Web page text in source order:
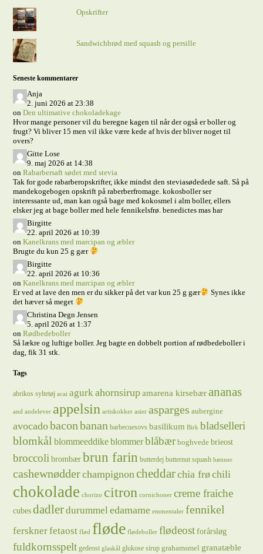
Opskrifter
Sandwichbrød med squash og persille
Seneste kommentarer
Anja
2. juni 2026 at 23:38
onDen ultimative chokoladekage
Hvor mange personer vil du beregne kagen til når der også er boller og
frugt? Vi bliver 15 men vil ikke være kede af hvis der bliver noget til
overs?
Gitte Lose
9. maj 2026 at 14:38
onRabarbersaft sødet med stevia
Tak for gode rabarberopskrifter, ikke mindst den steviasødedede saft. Så på
mandekogebogen opskrift på raberberfromage. kokosboller ser
interessante ud, man kan også bage med kokosmel i alm boller, ellers
elsker jeg at bage boller med hele fennikelsfrø. benedictes mas har
Birgitte
22. april 2026 at 10:39
onKanelkrans med marcipan og æbler
Brugte du kun 25 g gær
Birgitte
22. april 2026 at 10:36
onKanelkrans med marcipan og æbler
Er ved at lave den men er du sikker på det var kun 25 g gær
Synes ikke
det hæver så meget
Christina Degn Jensen
5. april 2026 at 1:37
onRødbedeboller
Så lækre og luftige boller. Jeg bagte en dobbelt portion af rødbedeboller i
dag, fik 31 stk.
Tags
abrikos syltetøj acai agurkahornsirupamarena kirsebærananas
and andelever appelsin artiskokker asier asparges aubergine
avocadobaconbanan barbecuesovs basilikum Birk bladselleri
blomkål blommeeddikeblommerblåbær boghvede brieost
broccoli brombær brun farin butterdej butternut squash bønner
cashewnødderchampignoncheddarchia frøchili
chokolade chorizo citron cornichoner creme fraiche
cubes dadlerdurummeledamame emmentaler fennikel
fersknerfetaost flød fløde flødeboller flødeost forårsløg
fuldkornsspelt gedeost glaskål glukose sirup grahamsmel granatæble